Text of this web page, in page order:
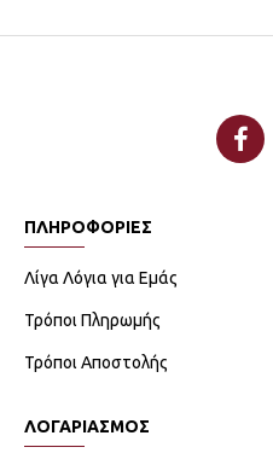
ΠΛΗΡΟΦΟΡΙΕΣ
Λίγα Λόγια για Εμάς
Τρόποι Πληρωμής
Τρόποι Αποστολής
ΛΟΓΑΡΙΑΣΜΟΣ